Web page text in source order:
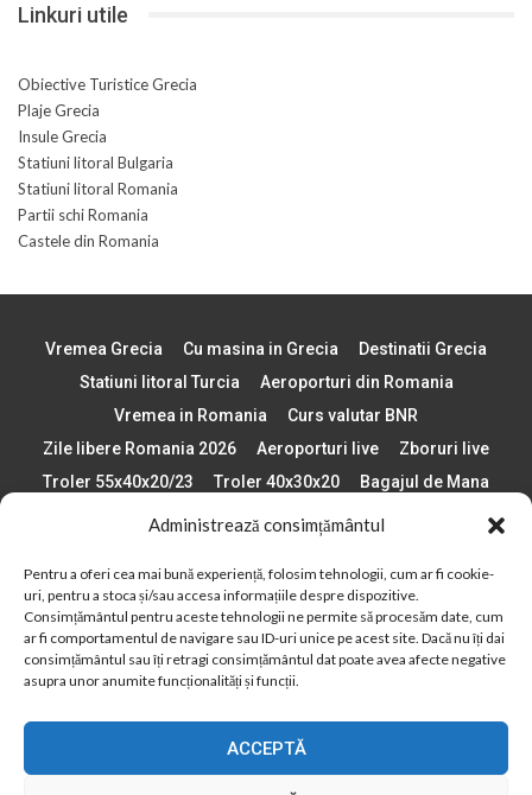
Administrează consimțământul
Pentru a oferi cea mai bună experiență, folosim tehnologii, cum ar fi cookie-
uri, pentru a stoca și/sau accesa informațiile despre dispozitive.
Consimțământul pentru aceste tehnologii ne permite să procesăm date, cum
ar fi comportamentul de navigare sau ID-uri unice pe acest site. Dacă nu îți dai
consimțământul sau îți retragi consimțământul dat poate avea afecte negative
asupra unor anumite funcționalități și funcții.
ACCEPTĂ
Linkuri utile
Obiective Turistice Grecia
Plaje Grecia
Insule Grecia
Statiuni litoral Bulgaria
Statiuni litoral Romania
Partii schi Romania
Castele din Romania
Vremea Grecia Cu masina in Grecia
Destinatii Grecia
Statiuni litoral Turcia
Aeroporturi din Romania
Vremea in Romania
Curs valutar BNR
Zile libere Romania 2026
Aeroporturi live
Zboruri live
Troler 55x40x20/23
Troler 40x30x20
Bagajul de Mana
Paste 2026
Cele mai bune telefoane
Plaje din Europa
Concerte Romania 2025
Asigurare de calatorie
Când se schimba ora în 2026
Calendar Formula 1 sezon 2026
Boarding Pass
Despre AirlinesTravel.ro
Politică cookie-uri (UE)
Cookie Policy (AU)
Politică cookie-uri (ZA)
Politică cookie-uri (Canada)
Politică cookie-uri (BR)